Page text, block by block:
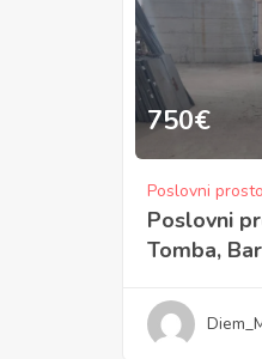
750€
Poslovni
Poslovni
Tomba, Bar